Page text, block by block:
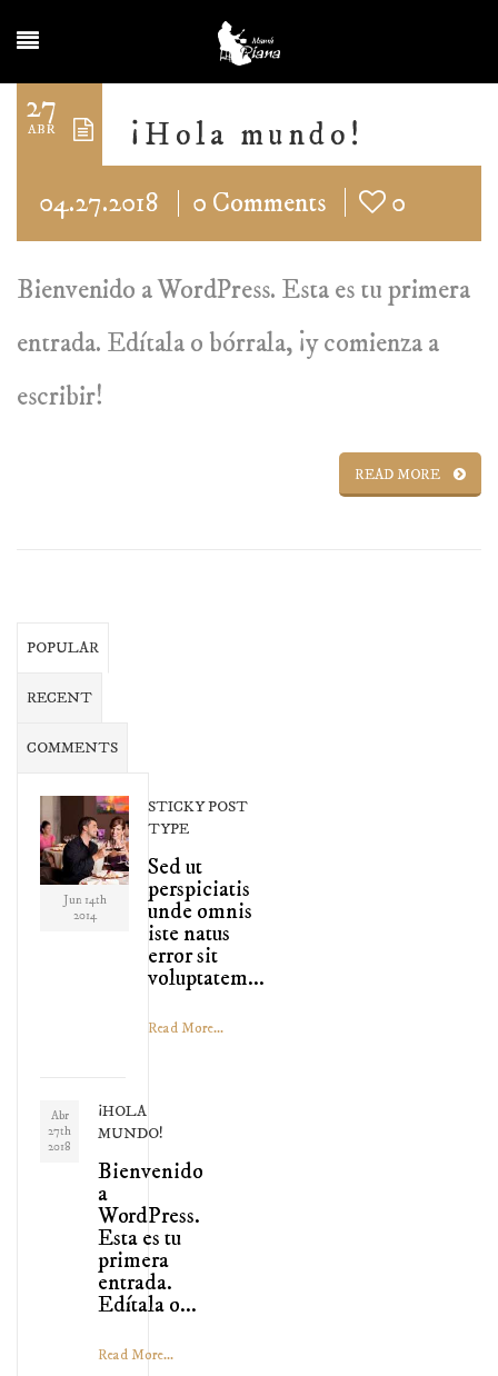
27
ABR ¡Hola mundo!
04.27.2018 0 Comments 0
Bienvenido a WordPress. Esta es tu primera
entrada. Edítala o bórrala, ¡y comienza a
escribir!
READ MORE
POPULAR
RECENT
COMMENTS
Jun 14th
2014
STICKY POST
TYPE
Sed ut
perspiciatis
unde omnis
iste natus
error sit
voluptatem...
Read More...
Abr
27th
2018
¡HOLA
MUNDO!
Bienvenido
a
WordPress.
Esta es tu
primera
entrada.
Edítala o...
Read More...